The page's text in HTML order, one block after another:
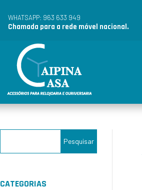
WHATSAPP: 963 633 949
Chamada para a rede móvel nacional.
CATEGORIAS